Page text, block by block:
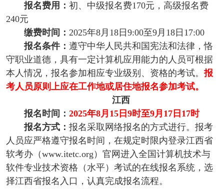
报名费用： 初、中级报名费170元，高级报名费
240元
缴费时间： 2025年8月18日9:00至9月18日17:00
报名条件： 遵守中华人民共和国宪法和法律，恪
守职业道德，具有一定计算机应用能力的人员可根据
本人情况，报名参加相应专业级别、资格的考试。报
考人员原则上应在工作地或居住地报名参加考试。
江西
报名时间： 2025年8月15日9时至9月17日17时
报名方式： 报名采取网络报名的方式进行。报考
人员应严格遵守报名时间，在规定时限内登录江西省
软考办（www.itetc.org）官网进入全国计算机技术与
软件专业技术资格（水平）考试的在线报名系统，选
择江西省报名入口，认真完成报名流程。